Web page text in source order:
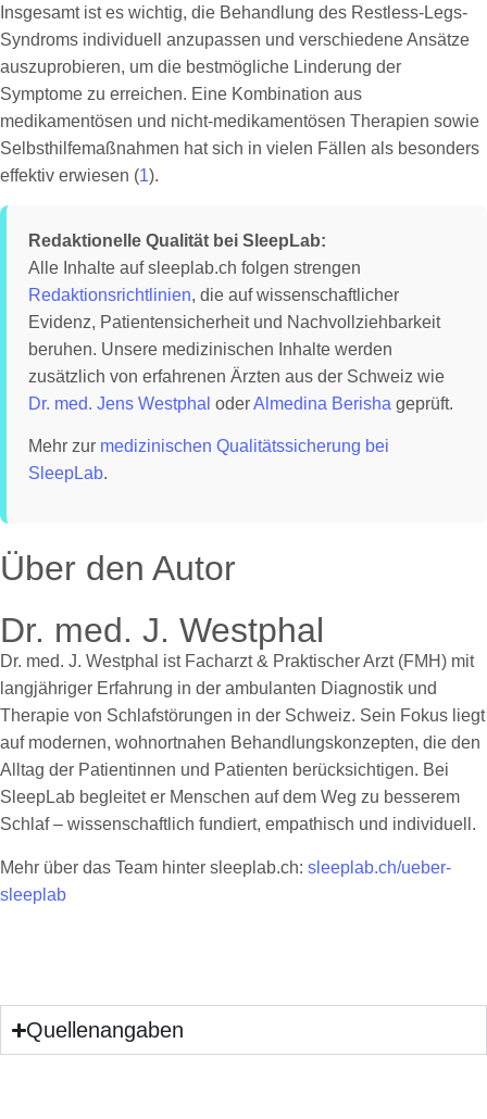
Insgesamt ist es wichtig, die Behandlung des Restless-Legs-
Syndroms individuell anzupassen und verschiedene Ansätze
auszuprobieren, um die bestmögliche Linderung der
Symptome zu erreichen. Eine Kombination aus
medikamentösen und nicht-medikamentösen Therapien sowie
Selbsthilfemaßnahmen hat sich in vielen Fällen als besonders
effektiv erwiesen (1).
Redaktionelle Qualität bei SleepLab:
Alle Inhalte auf sleeplab.ch folgen strengen
Redaktionsrichtlinien, die auf wissenschaftlicher
Evidenz, Patientensicherheit und Nachvollziehbarkeit
beruhen. Unsere medizinischen Inhalte werden
zusätzlich von erfahrenen Ärzten aus der Schweiz wie
Dr. med. Jens Westphal oderAlmedina Berisha geprüft.
Mehr zur medizinischen Qualitätssicherung bei
SleepLab.
Über den Autor
Dr. med. J. Westphal
Dr. med. J. Westphal ist Facharzt & Praktischer Arzt (FMH) mit
langjähriger Erfahrung in der ambulanten Diagnostik und
Therapie von Schlafstörungen in der Schweiz. Sein Fokus liegt
auf modernen, wohnortnahen Behandlungskonzepten, die den
Alltag der Patientinnen und Patienten berücksichtigen. Bei
SleepLab begleitet er Menschen auf dem Weg zu besserem
Schlaf – wissenschaftlich fundiert, empathisch und individuell.
Mehr über das Team hinter sleeplab.ch: sleeplab.ch/ueber-
sleeplab
Quellenangaben